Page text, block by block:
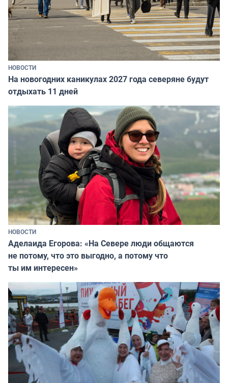
НОВОСТИ
На новогодних каникулах 2027 года северяне будут
отдыхать 11 дней
НОВОСТИ
Аделаида Егорова: «На Севере люди общаются
не потому, что это выгодно, а потому что
ты им интересен»